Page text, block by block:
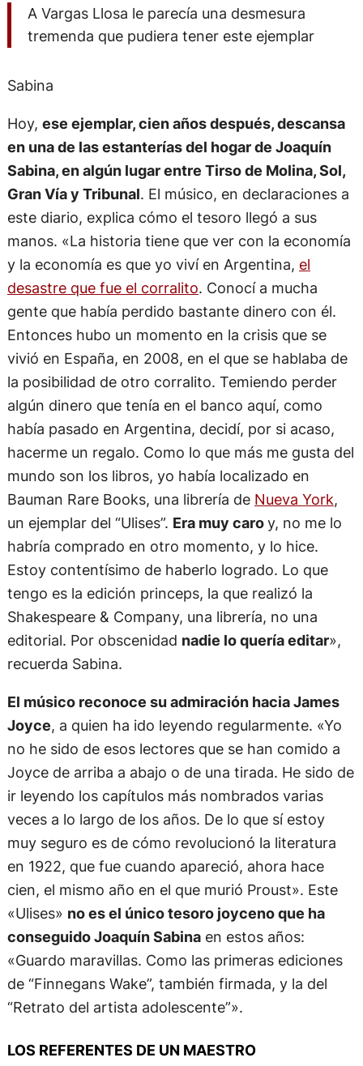
A Vargas Llosa le parecía una desmesura
tremenda que pudiera tener este ejemplar
Sabina
Hoy, ese ejemplar, cien años después, descansa
en una de las estanterías del hogar de Joaquín
Sabina, en algún lugar entre Tirso de Molina, Sol,
Gran Vía y Tribunal. El músico, en declaraciones a
este diario, explica cómo el tesoro llegó a sus
manos. «La historia tiene que ver con la economía
y la economía es que yo viví en Argentina, el
desastre que fue el corralito. Conocí a mucha
gente que había perdido bastante dinero con él.
Entonces hubo un momento en la crisis que se
vivió en España, en 2008, en el que se hablaba de
la posibilidad de otro corralito. Temiendo perder
algún dinero que tenía en el banco aquí, como
había pasado en Argentina, decidí, por si acaso,
hacerme un regalo. Como lo que más me gusta del
mundo son los libros, yo había localizado en
Bauman Rare Books, una librería de Nueva York,
un ejemplar del “Ulises”. Era muy caroy, no me lo
habría comprado en otro momento, y lo hice.
Estoy contentísimo de haberlo logrado. Lo que
tengo es la edición princeps, la que realizó la
Shakespeare & Company, una librería, no una
editorial. Por obscenidad nadie lo quería editar»,
recuerda Sabina.
El músico reconoce su admiración hacia James
Joyce, a quien ha ido leyendo regularmente. «Yo
no he sido de esos lectores que se han comido a
Joyce de arriba a abajo o de una tirada. He sido de
ir leyendo los capítulos más nombrados varias
veces a lo largo de los años. De lo que sí estoy
muy seguro es de cómo revolucionó la literatura
en 1922, que fue cuando apareció, ahora hace
cien, el mismo año en el que murió Proust». Este
«Ulises» no es el único tesoro joyceno que ha
conseguido Joaquín Sabinaen estos años:
«Guardo maravillas. Como las primeras ediciones
de “Finnegans Wake”, también firmada, y la del
“Retrato del artista adolescente”».
LOS REFERENTES DE UN MAESTRO